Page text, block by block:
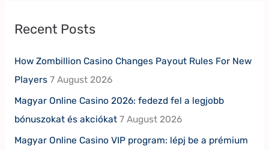
Recent Posts
How Zombillion Casino Changes Payout Rules For New
Players 7 August 2026
Magyar Online Casino 2026: fedezd fel a legjobb
bónuszokat és akciókat 7 August 2026
Magyar Online Casino VIP program: lépj be a prémium